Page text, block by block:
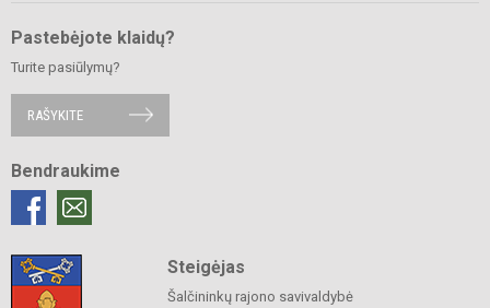
Pastebėjote klaidų?
Turite pasiūlymų?
RAŠYKITE
Bendraukime
Steigėjas
Šalčininkų rajono savivaldybė